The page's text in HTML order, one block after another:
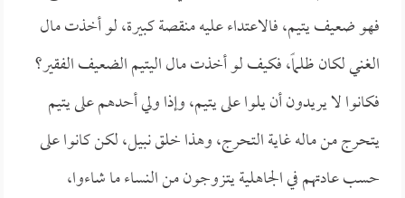
فهو ضعيف يتيم، فالاعتداء عليه منقصة كبيرة، لو أخذت مال
الغني لكان ظلماً، فكيف لو أخذت مال اليتيم الضعيف الفقير؟
فكانوا لا يريدون أن يلوا على يتيم، وإذا ولي أحدهم على يتيم
يتحرج من ماله غاية التحرج، وهذا خلق نبيل، لكن كانوا على
حسب عادتهم في الجاهلية يتزوجون من النساء ما شاءوا،